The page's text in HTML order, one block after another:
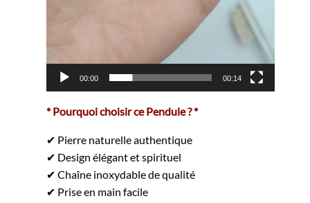
00:00 00:14
* Pourquoi choisir ce Pendule ? *
✔ Pierre naturelle authentique
✔ Design élégant et spirituel
✔ Chaîne inoxydable de qualité
✔ Prise en main facile